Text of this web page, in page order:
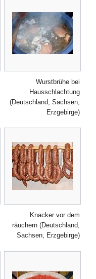
Wurstbrühe bei
Hausschlachtung
(Deutschland, Sachsen,
Erzgebirge)
Knacker vor dem
räuchern (Deutschland,
Sachsen, Erzgebirge)